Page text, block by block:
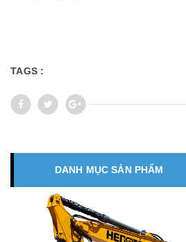
TAGS :
DANH MỤC SẢN PHẨM